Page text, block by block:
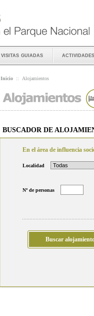
visitas guiadas actividades
Inicio :: Alojamientos
BUSCADOR DE
En el área de influencia
Localidad
Nº de personas